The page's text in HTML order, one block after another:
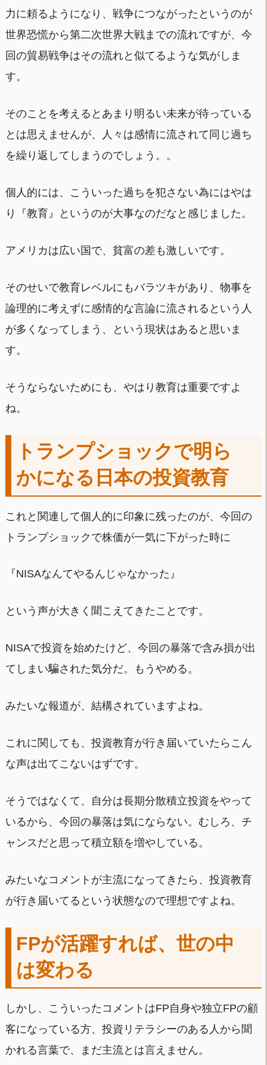
力に頼るようになり、戦争につながったというのが
世界恐慌から第二次世界大戦までの流れですが、今
回の貿易戦争はその流れと似てるような気がしま
す。
そのことを考えるとあまり明るい未来が待っている
とは思えませんが、人々は感情に流されて同じ過ち
を繰り返してしまうのでしょう。。
個人的には、こういった過ちを犯さない為にはやは
り『教育』というのが大事なのだなと感じました。
アメリカは広い国で、貧富の差も激しいです。
そのせいで教育レベルにもバラツキがあり、物事を
論理的に考えずに感情的な言論に流されるという人
が多くなってしまう、という現状はあると思いま
す。
そうならないためにも、やはり教育は重要ですよ
ね。
トランプショックで明ら
かになる日本の投資教育
これと関連して個人的に印象に残ったのが、今回の
トランプショックで株価が一気に下がった時に
『NISAなんてやるんじゃなかった』
という声が大きく聞こえてきたことです。
NISAで投資を始めたけど、今回の暴落で含み損が出
てしまい騙された気分だ。もうやめる。
みたいな報道が、結構されていますよね。
これに関しても、投資教育が行き届いていたらこん
な声は出てこないはずです。
そうではなくて、自分は長期分散積立投資をやって
いるから、今回の暴落は気にならない。むしろ、チ
ャンスだと思って積立額を増やしている。
みたいなコメントが主流になってきたら、投資教育
が行き届いてるという状態なので理想ですよね。
FPが活躍すれば、世の中
は変わる
しかし、こういったコメントはFP自身や独立FPの顧
客になっている方、投資リテラシーのある人から聞
かれる言葉で、まだ主流とは言えません。